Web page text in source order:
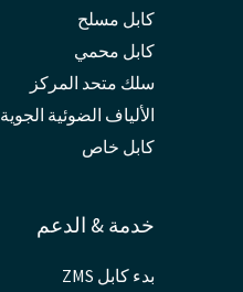
كابل مسلح
كابل محمي
سلك متحد المركز
الألياف الضوئية الجوية
كابل خاص
خدمة & الدعم
بدء كابل ZMS